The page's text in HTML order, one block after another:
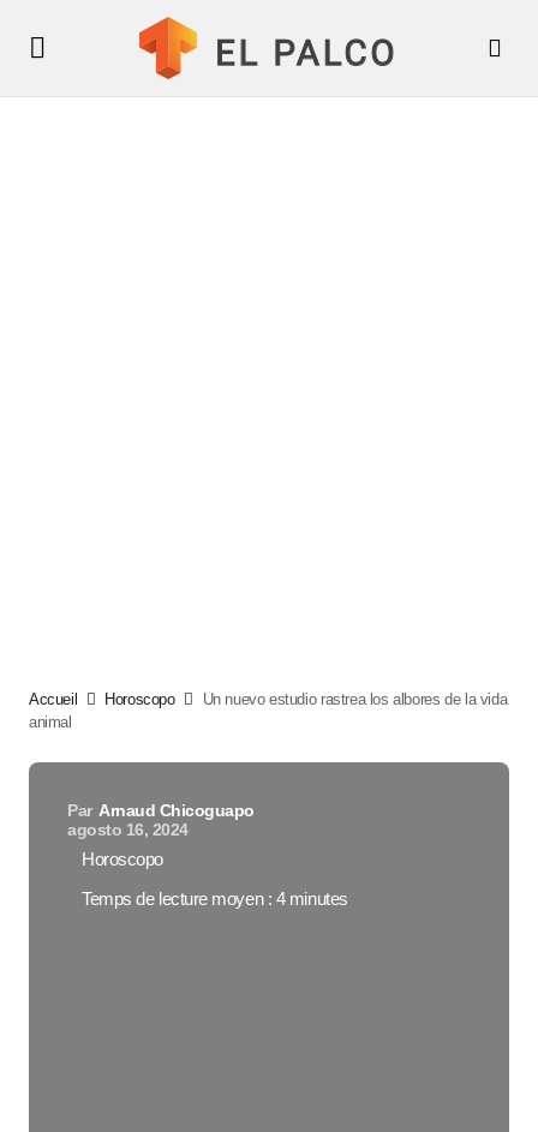
Accueil Horoscopo
Un nuevo estudio rastrea los albores de la vida
animal
Par Arnaud Chicoguapo
agosto 16, 2024
Horoscopo
Temps de lecture moyen : 4 minutes